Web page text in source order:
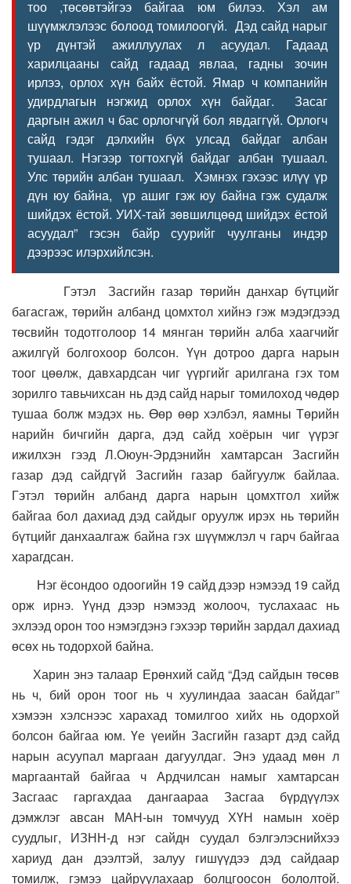
тоо ,төсөвтэйгээ байгаа юм билээ. Хэл ам
шүүмжлэлээс болоод томилоогүй. Дэд сайд нарыг
үр дүнтэй ажиллуулах л асуудал. Гадаад
харилцааны сайд гадаад явлаа, гадны зочин
ирлээ, орлох хүн байх ёстой. Ямар ч компанийн
удирдлагын нэгжид орлох хүн байдаг. Засаг
даргын ажил ч бас орлогчгүй бол явдаггүй. Орлогч
сайд гэдэг дэлхийн бүх улсад байдаг албан
тушаал. Нэгээр тогтохгүй байдаг албан тушаал.
Улс төрийн албан тушаал. Хэмнэх гэхээс илүү үр
дүн юу байна, үр ашиг гэж юу байна гэж судалж
шийдэх ёстой. УИХ-тай зөвшилцөөд шийдэх ёстой
асуудал” гэсэн байр суурийг чуулганы индэр
дээрээс илэрхийлсэн.
Гэтэл Засгийн газар төрийн данхар бүтцийг
багасгаж, төрийн албанд цомхтол хийнэ гэж мэдэгдээд
төсвийн тодотголоор 14 мянган төрийн алба хаагчийг
ажилгүй болгохоор болсон. Үүн дотроо дарга нарын
тоог цөөлж, давхардсан чиг үүргийг арилгана гэх том
зорилго тавьчихсан нь дэд сайд нарыг томилоход чөдөр
тушаа болж мэдэх нь. Өөр өөр хэлбэл, яамны Төрийн
нарийн бичгийн дарга, дэд сайд хоёрын чиг үүрэг
ижилхэн гээд Л.Оюун-Эрдэнийн хамтарсан Засгийн
газар дэд сайдгүй Засгийн газар байгуулж байлаа.
Гэтэл төрийн албанд дарга нарын цомхтгол хийж
байгаа бол дахиад дэд сайдыг оруулж ирэх нь төрийн
бүтцийг данхаалгаж байна гэх шүүмжлэл ч гарч байгаа
харагдсан.
Нэг ёсондоо одоогийн 19 сайд дээр нэмээд 19 сайд
орж ирнэ. Үүнд дээр нэмээд жолооч, туслахаас нь
эхлээд орон тоо нэмэгдэнэ гэхээр төрийн зардал дахиад
өсөх нь тодорхой байна.
Харин энэ талаар Ерөнхий сайд “Дэд сайдын төсөв
нь ч, бий орон тоог нь ч хуулиндаа заасан байдаг”
хэмээн хэлснээс харахад томилгоо хийх нь одорхой
болсон байгаа юм. Үе үеийн Засгийн газарт дэд сайд
нарын асуупал маргаан дагуулдаг. Энэ удаад мөн л
маргаантай байгаа ч Ардчилсан намыг хамтарсан
Засгаас гаргахдаа дангаараа Засгаа бүрдүүлэх
дэмжлэг авсан МАН-ын томчууд ХҮН намын хоёр
суудлыг, ИЗНН-д нэг сайдн суудал бэлгэлэснийхээ
хариуд дан дээлтэй, залуу гишүүдээ дэд сайдаар
томилж, гэмээ цайруулахаар болцгоосон бололтой.